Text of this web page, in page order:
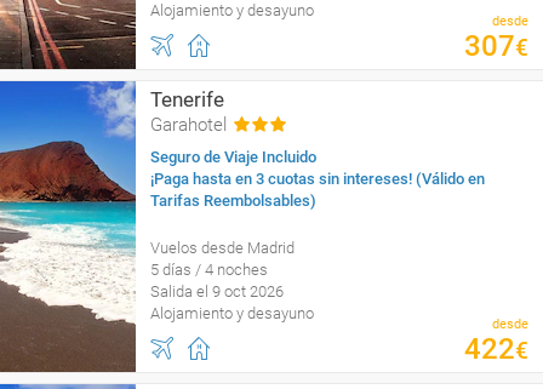
Alojamiento y desayuno
desde
307€
Tenerife
Garahotel
Seguro de Viaje Incluido
¡Paga hasta en 3 cuotas sin intereses! (Válido en
Tarifas Reembolsables)
Vuelos desde Madrid
5 días / 4 noches
Salida el 9 oct 2026
Alojamiento y desayuno
desde
422€